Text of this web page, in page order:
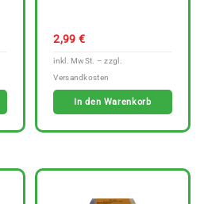
2,99 €
In den Warenkorb